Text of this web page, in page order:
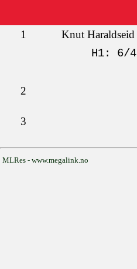
1 Knut Haraldseid
H1: 6/4
2
3
MLRes - www.megalink.no